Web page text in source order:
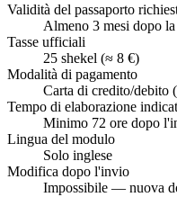
Validità del passaporto
Almeno 3 mesi dopo
Tasse ufficiali
25 shekel (≈ 8 €)
Modalità di pagamento
Carta di credito/debito
Tempo di elaborazione
Minimo 72 ore dopo
Lingua del modulo
Solo inglese
Modifica dopo l'invio
Impossibile — nuova